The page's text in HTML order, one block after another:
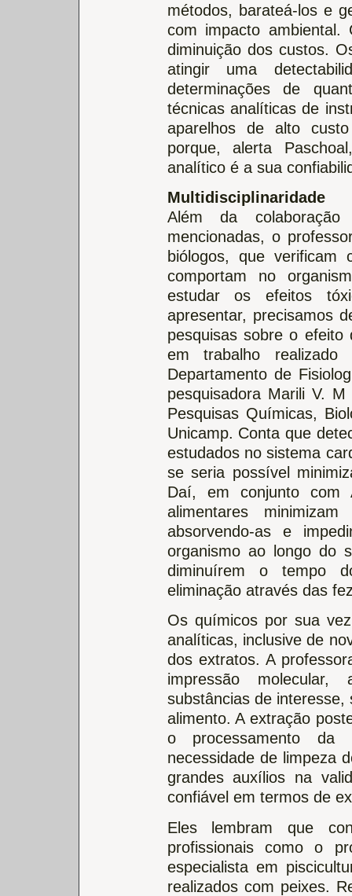
métodos, barateá-los e
com impacto ambiental.
diminuição dos custos.
atingir uma
determinações de
técnicas analíticas de
aparelhos de alto
porque, alerta
analítico é a sua
Multidisciplinaridade
Além da
mencionadas, o
biólogos, que verificam
comportam no
estudar os efeitos
apresentar, precisamos
pesquisas sobre o efeito
em trabalho
Departamento de
pesquisadora Marili V.
Pesquisas Químicas,
Unicamp. Conta que
estudados no sistema
se seria possível
Daí, em conjunto com
alimentares
absorvendo-as e
organismo ao longo do
diminuírem o tempo
eliminação através das
Os químicos por sua
analíticas, inclusive de
dos extratos. A
impressão
substâncias de
alimento. A extração
o processamento da
necessidade de limpeza
grandes auxílios na
confiável em termos de
Eles lembram que
profissionais como o
especialista em
realizados com peixes.